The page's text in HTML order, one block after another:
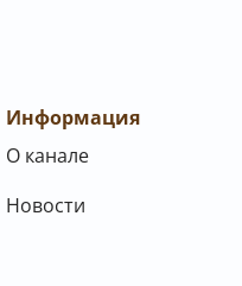
Информация
О канале
Новости